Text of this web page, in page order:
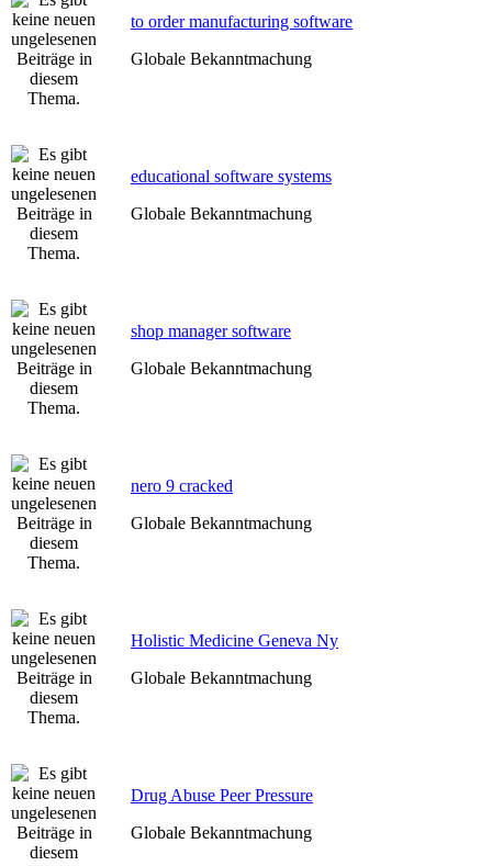
to order manufacturing software
Globale Bekanntmachung
educational software systems
Globale Bekanntmachung
shop manager software
Globale Bekanntmachung
nero 9 cracked
Globale Bekanntmachung
Holistic Medicine Geneva Ny
Globale Bekanntmachung
Drug Abuse Peer Pressure
Globale Bekanntmachung